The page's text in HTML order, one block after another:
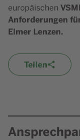
europäischen
Anforderungen
Elmer Lenzen.
Teilen